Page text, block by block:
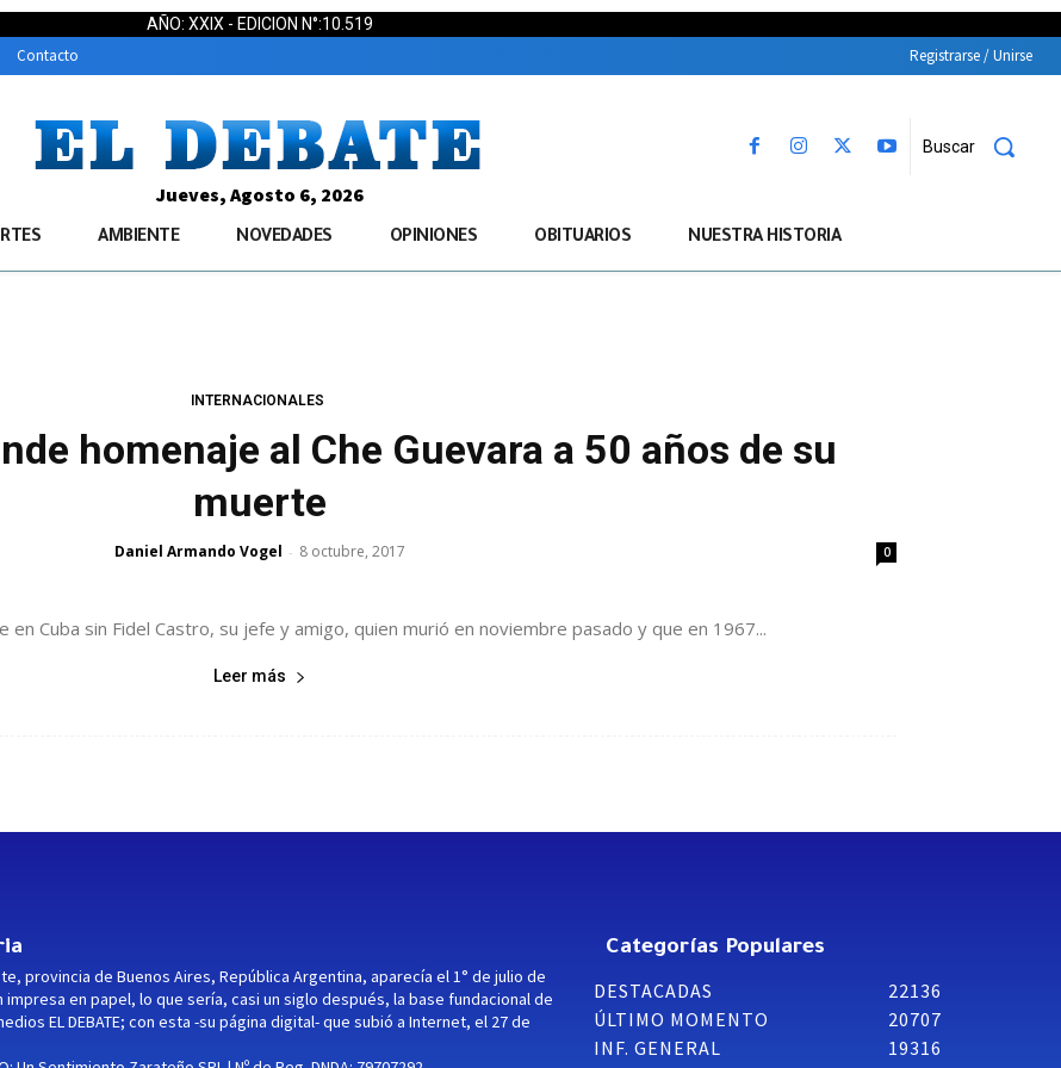
AÑO: XXIX - EDICION N°:10.519
Contacto Registrarse / Unirse
Buscar
Jueves, Agosto 6, 2026
AMBIENTE NOVEDADES OPINIONES OBITUARIOS NUESTRA HISTORIA
INTERNACIONALES
homenaje al Che Guevara a 50 años de su
muerte
Daniel Armando Vogel - 8 octubre, 2017 0
en Cuba sin Fidel Castro, su jefe y amigo, quien murió en noviembre pasado y que en 1967...
Leer más
provincia de Buenos Aires, República Argentina, aparecía el 1° de julio de
impresa en papel, lo que sería, casi un siglo después, la base fundacional de
EL DEBATE; con esta -su página digital- que subió a Internet, el 27 de
Categorías Populares
DESTACADAS
22136
ÚLTIMO MOMENTO
20707
INF. GENERAL
19316